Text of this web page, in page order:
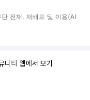
전재, 재배포 및 이용(AI
니티 웹에서 보기